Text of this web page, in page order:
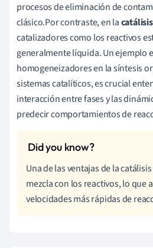
procesos de eliminación de
clásico.Por contraste, en la
catalizadores como los reactivos
generalmente líquida. Un ejemplo
homogeneizadores en la síntesis
sistemas catalíticos, es crucial
interacción entre fases y las
predecir comportamientos de
Una de las ventajas de la
mezcla con los reactivos, lo que
velocidades más rápidas de